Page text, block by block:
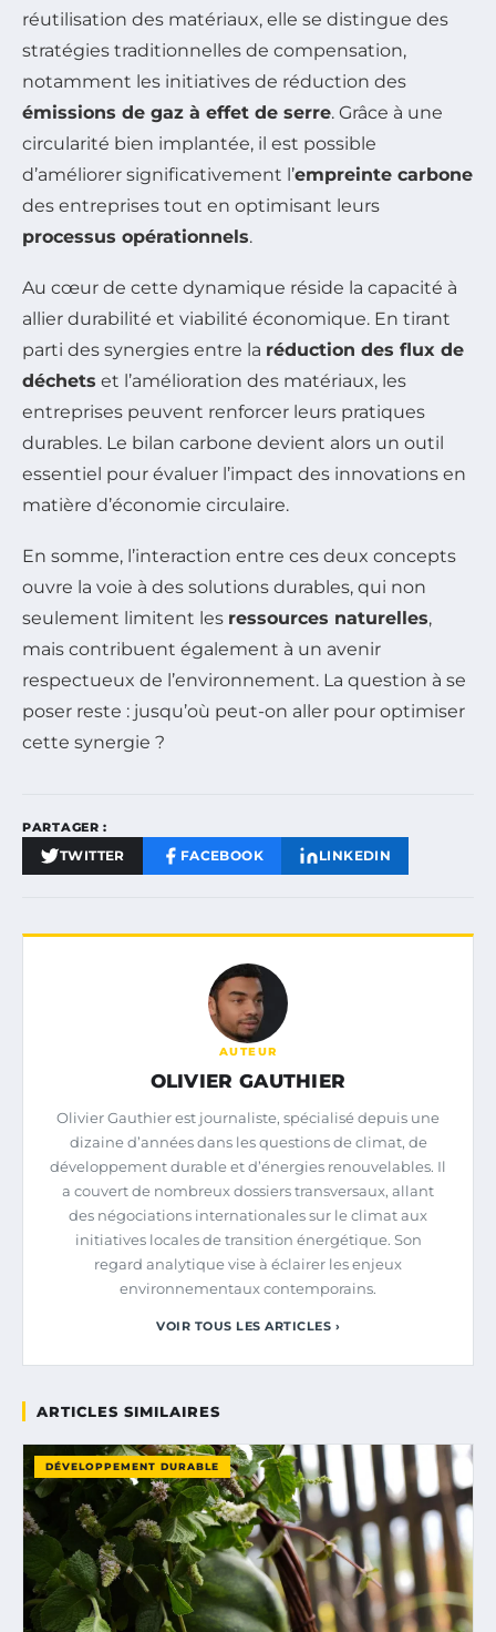
réutilisation des matériaux, elle se distingue des
stratégies traditionnelles de compensation,
notamment les initiatives de réduction des
émissions de gaz à effet de serre. Grâce à une
circularité bien implantée, il est possible
d’améliorer significativement l’empreinte carbone
des entreprises tout en optimisant leurs
processus opérationnels.
Au cœur de cette dynamique réside la capacité à
allier durabilité et viabilité économique. En tirant
parti des synergies entre la réduction des flux de
déchets et l’amélioration des matériaux, les
entreprises peuvent renforcer leurs pratiques
durables. Le bilan carbone devient alors un outil
essentiel pour évaluer l’impact des innovations en
matière d’économie circulaire.
En somme, l’interaction entre ces deux concepts
ouvre la voie à des solutions durables, qui non
seulement limitent les ressources naturelles,
mais contribuent également à un avenir
respectueux de l’environnement. La question à se
poser reste : jusqu’où peut-on aller pour optimiser
cette synergie ?
PARTAGER :
TWITTER FACEBOOK LINKEDIN
AUTEUR
OLIVIER GAUTHIER
Olivier Gauthier est journaliste, spécialisé depuis une
dizaine d’années dans les questions de climat, de
développement durable et d’énergies renouvelables. Il
a couvert de nombreux dossiers transversaux, allant
des négociations internationales sur le climat aux
initiatives locales de transition énergétique. Son
regard analytique vise à éclairer les enjeux
environnementaux contemporains.
VOIR TOUS LES ARTICLES ›
ARTICLES SIMILAIRES
DÉVELOPPEMENT DURABLE